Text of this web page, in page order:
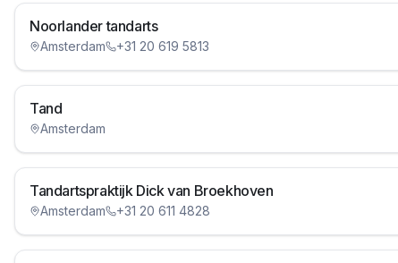
Noorlander tandarts
Amsterdam +31 20 619 5813
Tand
Amsterdam
Tandartspraktijk Dick van Broekhoven
Amsterdam +31 20 611 4828